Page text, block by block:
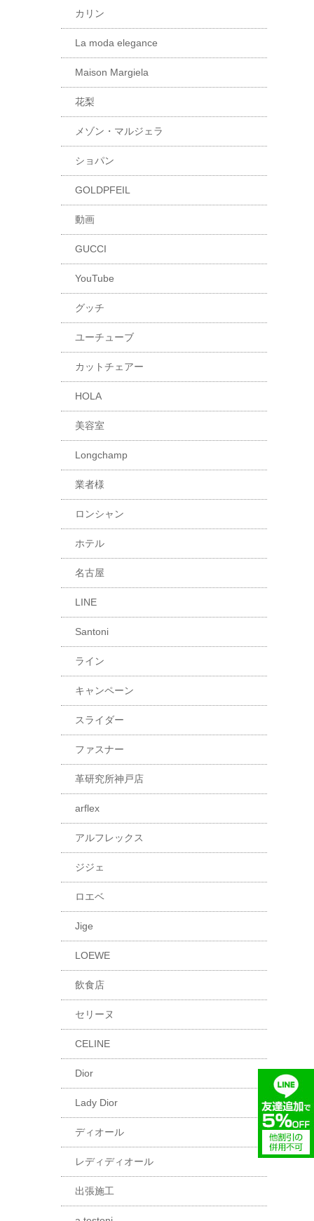
カリン
La moda elegance
Maison Margiela
花梨
メゾン・マルジェラ
ショパン
GOLDPFEIL
動画
GUCCI
YouTube
グッチ
ユーチューブ
カットチェアー
HOLA
美容室
Longchamp
業者様
ロンシャン
ホテル
名古屋
LINE
Santoni
ライン
キャンペーン
スライダー
ファスナー
革研究所神戸店
arflex
アルフレックス
ジジェ
ロエベ
Jige
LOEWE
飲食店
セリーヌ
CELINE
Dior
Lady Dior
ディオール
レディディオール
出張施工